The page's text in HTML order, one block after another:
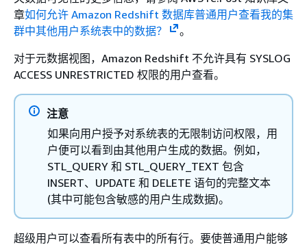
章如何允许 Amazon Redshift 数据库普通用户查看我的集
群中其他用户系统表中的数据？
。
对于元数据视图，Amazon Redshift 不允许具有 SYSLOG
ACCESS UNRESTRICTED 权限的用户查看。
注意
如果向用户授予对系统表的无限制访问权限，用
户便可以看到由其他用户生成的数据。例如，
STL_QUERY 和 STL_QUERY_TEXT 包含
INSERT、UPDATE 和 DELETE 语句的完整文本
(其中可能包含敏感的用户生成数据)。
超级用户可以查看所有表中的所有行。要使普通用户能够